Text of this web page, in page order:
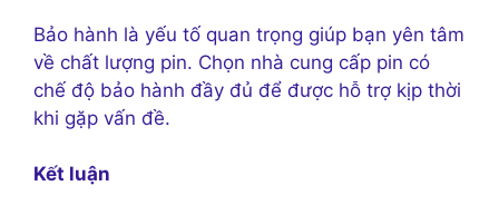
Bảo hành là yếu tố quan trọng giúp bạn yên tâm
về chất lượng pin. Chọn nhà cung cấp pin có
chế độ bảo hành đầy đủ để được hỗ trợ kịp thời
khi gặp vấn đề.
Kết luận